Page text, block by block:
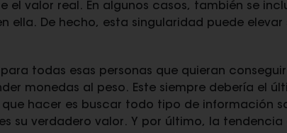
el valor real. En algunos casos, también se
ella. De hecho, esta singularidad puede
todas esas personas que quieran
monedas al peso. Este siempre debería el
hacer es buscar todo tipo de información
su verdadero valor. Y por último, la tendencia